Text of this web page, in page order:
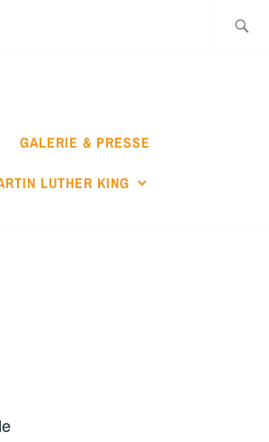
nach:
GALERIE & PRESSE
LUTHER KING